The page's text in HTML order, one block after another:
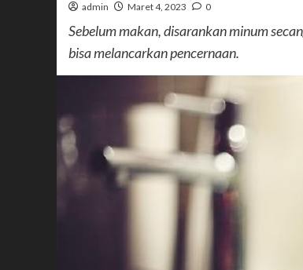
admin Maret 4, 2023 0
Sebelum makan, disarankan minum
bisa melancarkan pencernaan.